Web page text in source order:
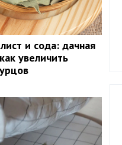
и сода: дачная
увеличить